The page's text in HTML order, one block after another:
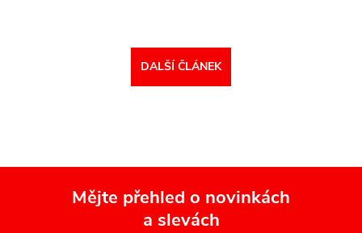
DALŠÍ ČLÁNEK
Mějte přehled o novinkách
a slevách